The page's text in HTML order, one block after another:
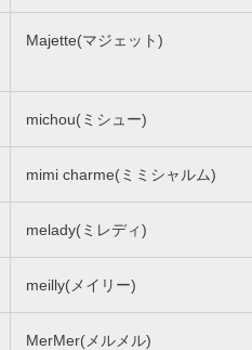
Majette(マジェット)
michou(ミシュー)
mimi charme(ミミシャルム)
melady(ミレディ)
meilly(メイリー)
MerMer(メルメル)